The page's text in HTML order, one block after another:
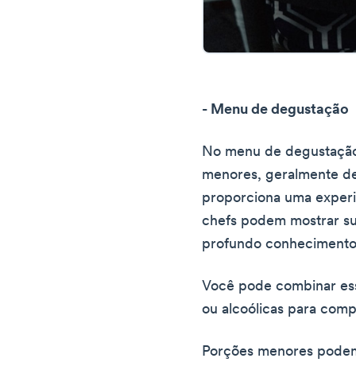
- Menu de degustação
No menu de
menores, geralmente
proporciona uma
chefs podem mostrar
profundo
Você pode combinar
ou alcoólicas para
Porções menores